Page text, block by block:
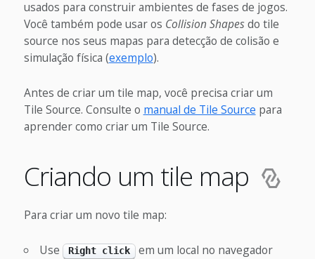
usados para construir ambientes de fases de jogos.
Você também pode usar os Collision Shapesdo tile
source nos seus mapas para detecção de colisão e
simulação física (exemplo).
Antes de criar um tile map, você precisa criar um
Tile Source. Consulte o manual de Tile Source para
aprender como criar um Tile Source.
Criando um tile map
Para criar um novo tile map:
Use Right click em um local no navegador